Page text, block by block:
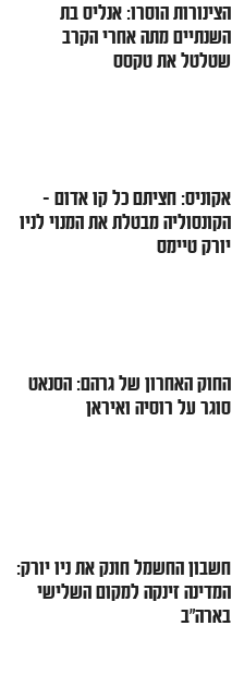
הצינורות הוסרו: אנליס בת
השנתיים מתה אחרי הקרב
שטלטל את טקסס
אקוניס: חציתם כל קו אדום -
הקונסוליה מבטלת את המנוי לניו
יורק טיימס
החוק האחרון של גרהם: הסנאט
סוגר על רוסיה ואיראן
חשבון החשמל חונק את ניו יורק:
המדינה זינקה למקום השלישי
בארה"ב